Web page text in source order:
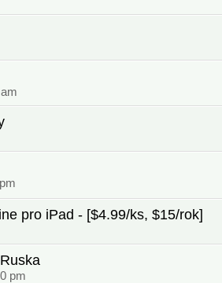
pro iPad - [$4.99/ks, $15/rok]
pm